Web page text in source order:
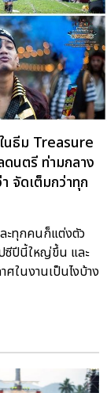
นธีม Treasure
นตรี ท่ามกลาง
จัดเต็มกว่าทุก
ะทุกคนก็แต่งตัว
ซีปีนี้ใหญ่ขึ้น และ
ในงานเป็นไงบ้าง